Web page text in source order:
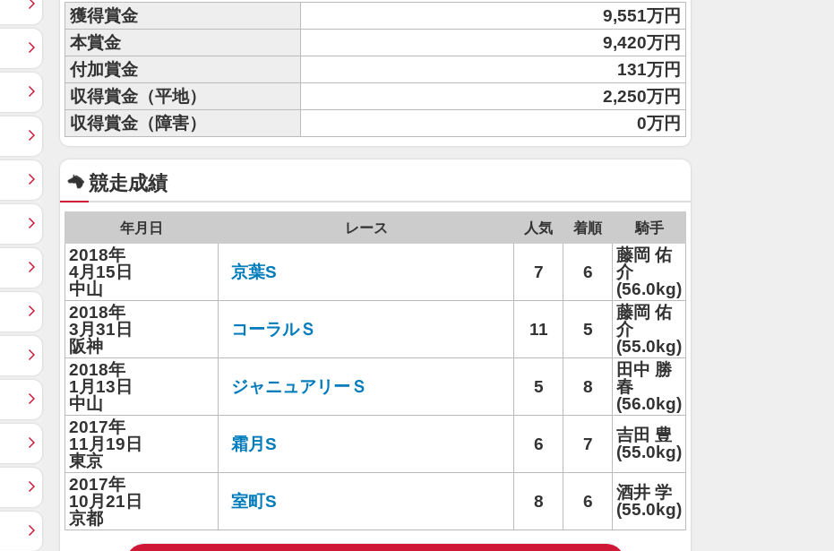
獲得賞金
9,551万円
本賞金
9,420万円
付加賞金
131万円
収得賞金（平地）
2,250万円
収得賞金（障害）
0万円
競走成績
年月日 レース 人気 着順 騎手
2018年
4月15日
中山
京葉S 7 6
藤岡 佑
介
(56.0kg)
2018年
3月31日
阪神
コーラルＳ 11 5
藤岡 佑
介
(55.0kg)
2018年
1月13日
中山
ジャニュアリーＳ 5 8
田中 勝
春
(56.0kg)
2017年
11月19日
東京
霜月S 6 7
吉田 豊
(55.0kg)
2017年
10月21日
京都
室町S 8 6
酒井 学
(55.0kg)